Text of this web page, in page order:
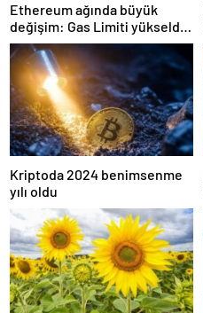
Ethereum ağında büyük
değişim: Gas Limiti yükseldi,
işlem ücretleri düşebilir mi?
Kriptoda 2024 benimsenme
yılı oldu